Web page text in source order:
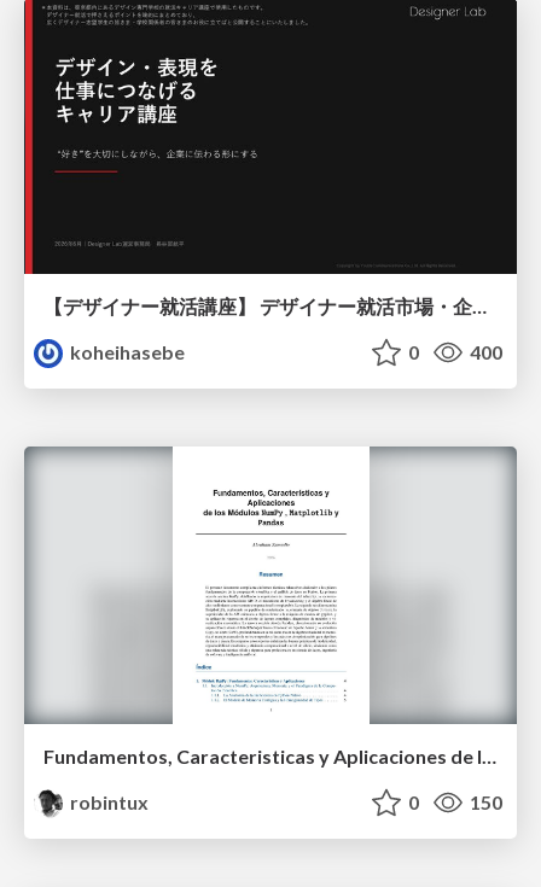
【デザイナー就活講座】 デザイナー就活市場・企業探し・ポートフォリオのポイント
koheihasebe
0 400
robintux
0 150